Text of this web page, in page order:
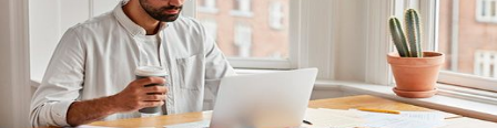
Ops! Não encontramos nenhuma
unidade
Verifique se digitou corretamente, ou experimente
buscar por outras unidades.